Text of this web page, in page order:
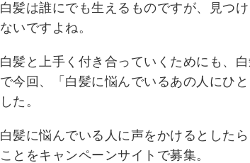
白髪は誰にでも生えるものですが、見つ
ないですよね。
白髪と上手く付き合っていくためにも、
で今回、「白髪に悩んでいるあの人にひ
した。
白髪に悩んでいる人に声をかけるとした
ことをキャンペーンサイトで募集。